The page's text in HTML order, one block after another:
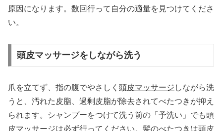
原因になります。数回行って自分の適量を見つけてくださ
い。
頭皮マッサージをしながら洗う
爪を立てず、指の腹でやさしく 頭皮マッサージ しながら洗
うと、汚れた皮脂、過剰皮脂が除去されてべたつきが抑え
られます。シャンプーをつけて洗う前の「予洗い」でも頭
皮マッサージは必ず行ってください。髪のべたつきは頭皮